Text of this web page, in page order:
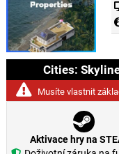
Cities:
Musíte vlastnit
Aktivace hry na